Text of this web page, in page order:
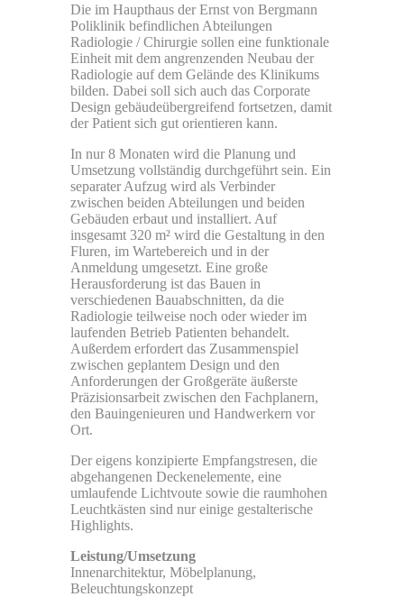
Die im Haupthaus der Ernst von Bergmann
Poliklinik befindlichen Abteilungen
Radiologie / Chirurgie sollen eine funktionale
Einheit mit dem angrenzenden Neubau der
Radiologie auf dem Gelände des Klinikums
bilden. Dabei soll sich auch das Corporate
Design gebäudeübergreifend fortsetzen, damit
der Patient sich gut orientieren kann.
In nur 8 Monaten wird die Planung und
Umsetzung vollständig durchgeführt sein. Ein
separater Aufzug wird als Verbinder
zwischen beiden Abteilungen und beiden
Gebäuden erbaut und installiert. Auf
insgesamt 320 m² wird die Gestaltung in den
Fluren, im Wartebereich und in der
Anmeldung umgesetzt. Eine große
Herausforderung ist das Bauen in
verschiedenen Bauabschnitten, da die
Radiologie teilweise noch oder wieder im
laufenden Betrieb Patienten behandelt.
Außerdem erfordert das Zusammenspiel
zwischen geplantem Design und den
Anforderungen der Großgeräte äußerste
Präzisionsarbeit zwischen den Fachplanern,
den Bauingenieuren und Handwerkern vor
Ort.
Der eigens konzipierte Empfangstresen, die
abgehangenen Deckenelemente, eine
umlaufende Lichtvoute sowie die raumhohen
Leuchtkästen sind nur einige gestalterische
Highlights.
Leistung/Umsetzung
Innenarchitektur, Möbelplanung,
Beleuchtungskonzept